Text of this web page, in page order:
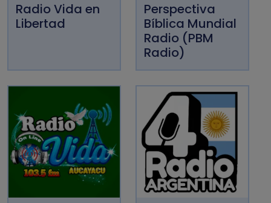
Radio Vida en
Libertad
Perspectiva
Bíblica Mundial
Radio (PBM
Radio)